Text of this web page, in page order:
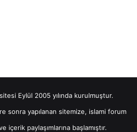
Eylül 2005 yılında kurulmuştur.
sonra yapılanan sitemize, islami forum
içerik paylaşımlarına başlamıştır.